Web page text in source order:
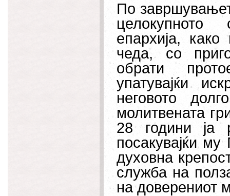
По
целокупното
епархија,
чеда, со
обрати
упатувајќи
неговото
молитвената
28 години ја
посакувајќи
духовна
служба на
на доверениот